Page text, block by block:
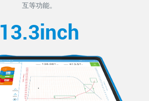
互等功能。
13.3inch